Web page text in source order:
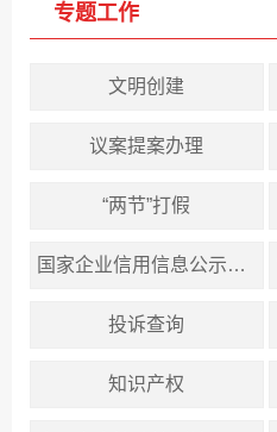
专题工作
文明创建
议案提案办理
“两节”打假
国家企业信用信息公示系统（安徽）
投诉查询
知识产权